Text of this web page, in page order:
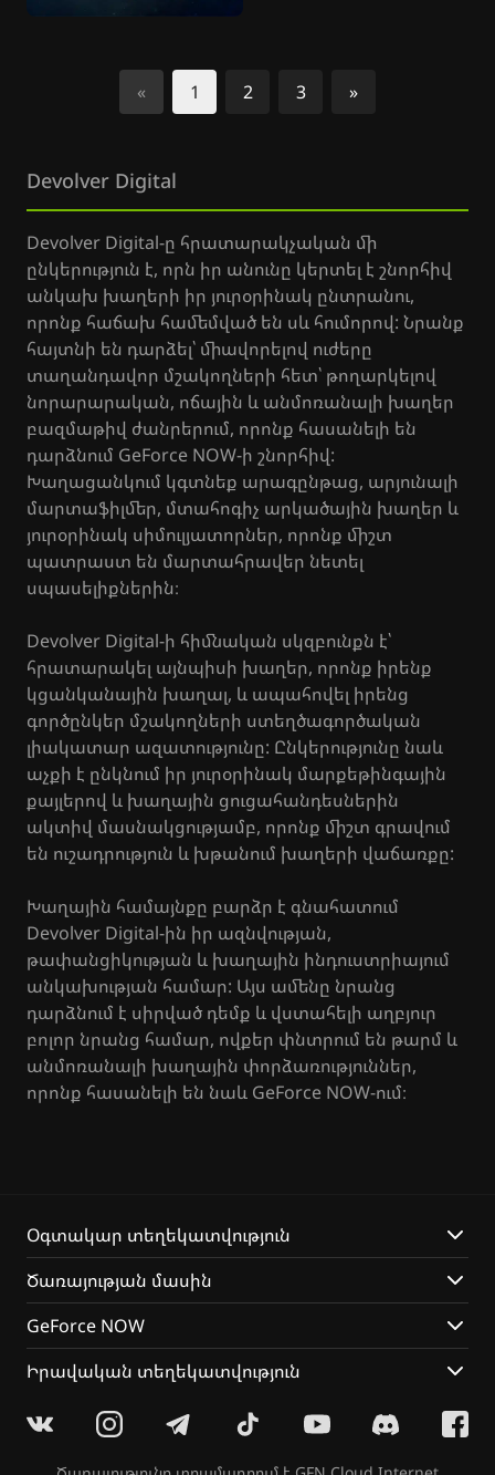
« 1 2 3 »
Հաջորդ
Devolver Digital
Devolver Digital-ը հրատարակչական մի
ընկերություն է, որն իր անունը կերտել է շնորհիվ
անկախ խաղերի իր յուրօրինակ ընտրանու,
որոնք հաճախ համեմված են սև հումորով: Նրանք
հայտնի են դարձել՝ միավորելով ուժերը
տաղանդավոր մշակողների հետ՝ թողարկելով
նորարարական, ոճային և անմոռանալի խաղեր
բազմաթիվ ժանրերում, որոնք հասանելի են
դարձնում GeForce NOW-ի շնորհիվ:
Խաղացանկում կգտնեք արագընթաց, արյունալի
մարտաֆիլմեր, մտահոգիչ արկածային խաղեր և
յուրօրինակ սիմուլյատորներ, որոնք միշտ
պատրաստ են մարտահրավեր նետել
սպասելիքներին։
Devolver Digital-ի հիմնական սկզբունքն է՝
հրատարակել այնպիսի խաղեր, որոնք իրենք
կցանկանային խաղալ, և ապահովել իրենց
գործընկեր մշակողների ստեղծագործական
լիակատար ազատությունը: Ընկերությունը նաև
աչքի է ընկնում իր յուրօրինակ մարքեթինգային
քայլերով և խաղային ցուցահանդեսներին
ակտիվ մասնակցությամբ, որոնք միշտ գրավում
են ուշադրություն և խթանում խաղերի վաճառքը:
Խաղային համայնքը բարձր է գնահատում
Devolver Digital-ին իր ազնվության,
թափանցիկության և խաղային ինդուստրիայում
անկախության համար: Այս ամենը նրանց
դարձնում է սիրված դեմք և վստահելի աղբյուր
բոլոր նրանց համար, ովքեր փնտրում են թարմ և
անմոռանալի խաղային փորձառություններ,
որոնք հասանելի են նաև GeForce NOW-ում։
Օգտակար տեղեկատվություն
Ծառայության մասին
GeForce NOW
Իրավական տեղեկատվություն